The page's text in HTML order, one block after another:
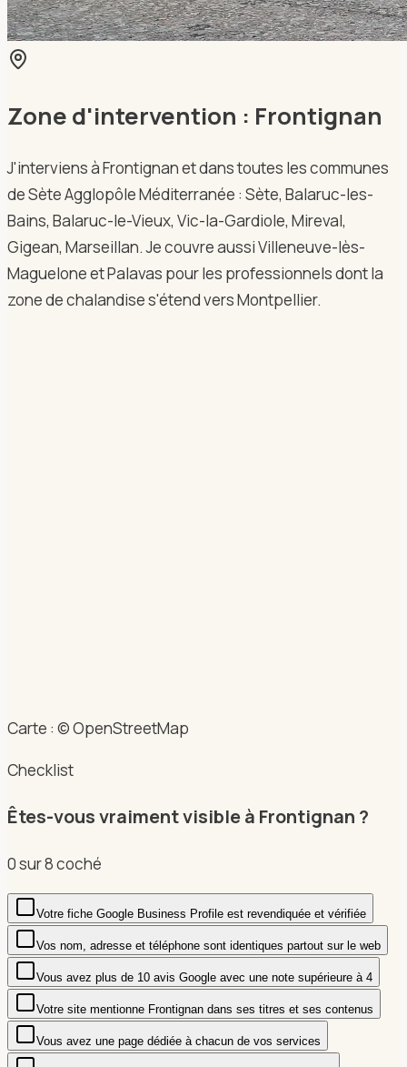
Zone d'intervention : Frontignan
J'interviens à Frontignan et dans toutes les communes
de Sète Agglopôle Méditerranée : Sète, Balaruc-les-
Bains, Balaruc-le-Vieux, Vic-la-Gardiole, Mireval,
Gigean, Marseillan. Je couvre aussi Villeneuve-lès-
Maguelone et Palavas pour les professionnels dont la
zone de chalandise s'étend vers Montpellier.
Carte : © OpenStreetMap
Checklist
Êtes-vous vraiment visible à Frontignan ?
0sur8coché
Votre fiche Google Business Profile est revendiquée et vérifiée
Vos nom, adresse et téléphone sont identiques partout sur le web
Vous avez plus de 10 avis Google avec une note supérieure à 4
Votre site mentionne Frontignan dans ses titres et ses contenus
Vous avez une page dédiée à chacun de vos services